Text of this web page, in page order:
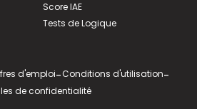
Score IAE
Tests de Logique
d'emploi-Conditions d'utilisation-
de confidentialité